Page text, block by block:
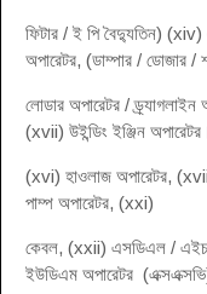
ফিটার / ই পি বৈদ্যুতিন)
অপারেটর, (ডাম্পার / ডোজার /
লোডার অপারেটর /
(xvii) উইন্ডিং ইঞ্জিন অপারেটর
(xvi) হাওলাজ অপারেটর,
পাম্প অপারেটর, (xxi)
কেবল, (xxii) এসডিএল /
ইউডিএম অপারেটর